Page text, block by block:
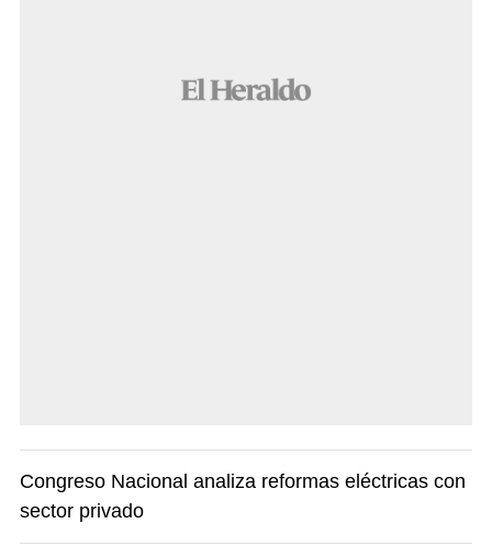
Congreso Nacional analiza reformas eléctricas con
sector privado